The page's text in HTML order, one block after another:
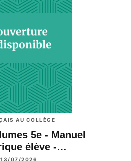
AU COLLÈGE
5e - Manuel
élève -…
13/07/2026